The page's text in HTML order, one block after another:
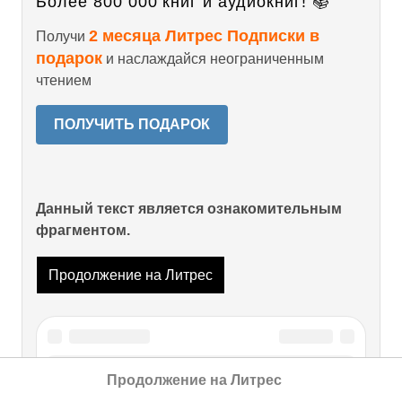
Получи 2 месяца Литрес Подписки в
подарок и наслаждайся неограниченным
чтением
ПОЛУЧИТЬ ПОДАРОК
Данный текст является ознакомительным
фрагментом.
Продолжение на Литрес
Читайте также
Продолжение на Литрес